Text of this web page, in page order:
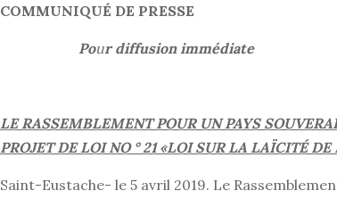
COMMUNIQUÉ DE PRESSE
Pour diffusion immédiate
LE RASSEMBLEMENT POUR UN PAYS
PROJET DE LOI NO ° 21 «LOI SURLA LAÏCITÉ DE
Saint-Eustache- le 5 avril 2019. Le